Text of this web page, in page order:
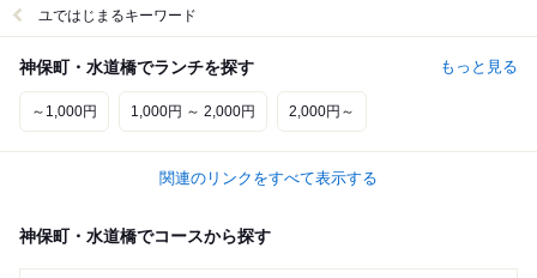
ユではじまるキーワード
神保町・水道橋でランチを探す もっと見る
～1,000円 1,000円 ～ 2,000円 2,000円～
関連のリンクをすべて表示する
神保町・水道橋でコースから探す